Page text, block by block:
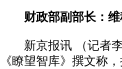
财政部副部长：维
新京报讯 （记者李
《瞭望智库》撰文称